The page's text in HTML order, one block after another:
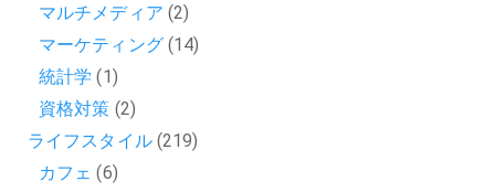
マルチメディア (2)
マーケティング(14)
統計学 (1)
資格対策 (2)
ライフスタイル(219)
カフェ (6)